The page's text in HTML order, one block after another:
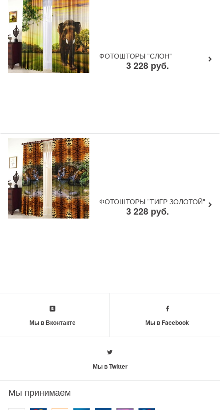
ФОТОШТОРЫ "СЛОН"
3 228 руб.
ФОТОШТОРЫ "ТИГР ЗОЛОТОЙ"
3 228 руб.
Мы в Вконтакте Мы в Facebook
Мы в Twitter
Мы принимаем